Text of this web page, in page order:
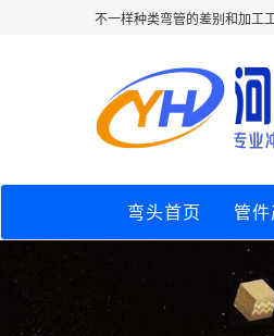
不一样种类弯管的差别和加工
弯头首页 管